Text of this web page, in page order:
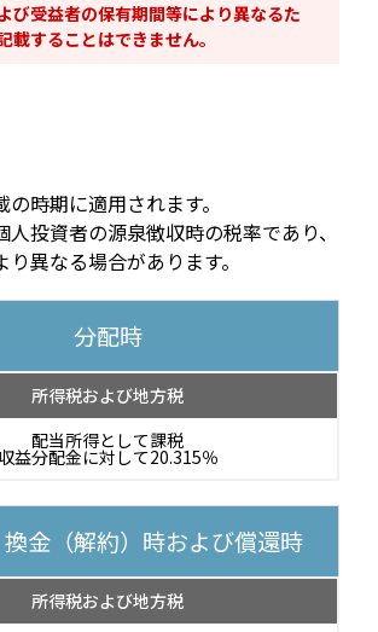
び受益者の保有期間等により異なるた
載することはできません。
時期に適用されます。
投資者の源泉徴収時の税率であり、
異なる場合があります。
分配時
所得税および地方税
配当所得として課税
収益分配金に対して20.315％
金（解約）時および償還時
所得税および地方税